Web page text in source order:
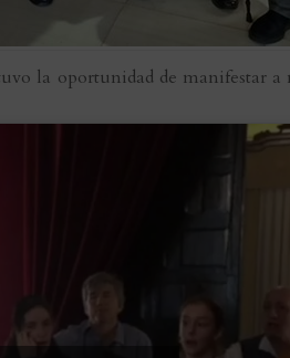
la oportunidad de manifestar a